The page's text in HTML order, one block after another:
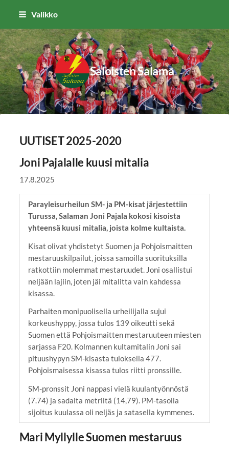
Siirry
sisältöön
Valikko
Saloisten Salama
UUTISET 2025-2020
Joni Pajalalle kuusi mitalia
17.8.2025
Parayleisurheilun SM- ja PM-kisat järjestettiin
Turussa, Salaman Joni Pajala kokosi kisoista
yhteensä kuusi mitalia, joista kolme kultaista.
Kisat olivat yhdistetyt Suomen ja Pohjoismaitten
mestaruuskilpailut, joissa samoilla suorituksilla
ratkottiin molemmat mestaruudet. Joni osallistui
neljään lajiin, joten jäi mitalitta vain kahdessa
kisassa.
Parhaiten monipuolisella urheilijalla sujui
korkeushyppy, jossa tulos 139 oikeutti sekä
Suomen että Pohjoismaitten mestaruuteen miesten
sarjassa F20. Kolmannen kultamitalin Joni sai
pituushypyn SM-kisasta tuloksella 477.
Pohjoismaisessa kisassa tulos riitti pronssille.
SM-pronssit Joni nappasi vielä kuulantyönnöstä
(7.74) ja sadalta metriltä (14,79). PM-tasolla
sijoitus kuulassa oli neljäs ja satasella kymmenes.
Mari Myllylle Suomen mestaruus